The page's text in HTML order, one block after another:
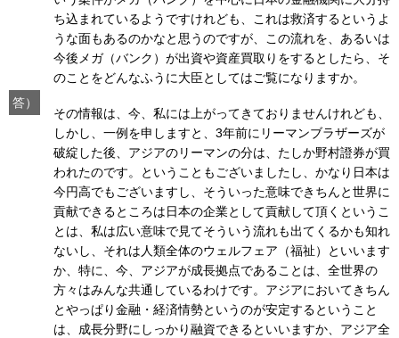
ち込まれているようですけれども、これは救済するというよ
うな面もあるのかなと思うのですが、この流れを、あるいは
今後メガ（バンク）が出資や資産買取りをするとしたら、そ
のことをどんなふうに大臣としてはご覧になりますか。
答）
その情報は、今、私には上がってきておりませんけれども、
しかし、一例を申しますと、3年前にリーマンブラザーズが
破綻した後、アジアのリーマンの分は、たしか野村證券が買
われたのです。ということもございましたし、かなり日本は
今円高でもございますし、そういった意味できちんと世界に
貢献できるところは日本の企業として貢献して頂くというこ
とは、私は広い意味で見てそういう流れも出てくるかも知れ
ないし、それは人類全体のウェルフェア（福祉）といいます
か、特に、今、アジアが成長拠点であることは、全世界の
方々はみんな共通しているわけです。アジアにおいてきちん
とやっぱり金融・経済情勢というのが安定するということ
は、成長分野にしっかり融資できるといいますか、アジア全